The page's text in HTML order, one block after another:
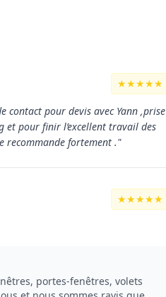
★★★★★
contact pour devis avec Yann ,prise
et pour finir l’excellent travail des
recommande fortement ."
★★★★★
portes-fenêtres, volets